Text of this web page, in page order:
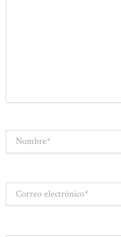
Nombre*
Correo
electrónico*